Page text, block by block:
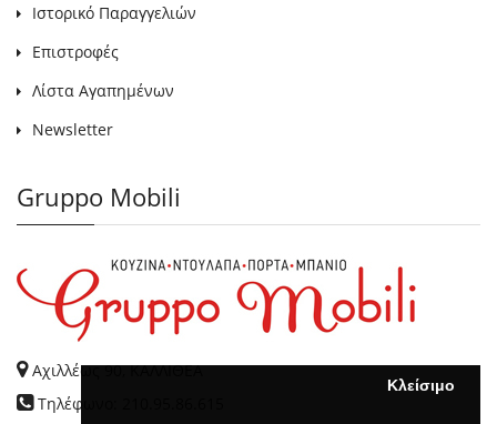
Κλείσιμο
Ιστορικό Παραγγελιών
Επιστροφές
Λίστα Αγαπημένων
Newsletter
Gruppo Mobili
Αχιλλέως 90, ΚΑΛΛΙΘΕΑ
Τηλέφωνο: 210.95.86.615